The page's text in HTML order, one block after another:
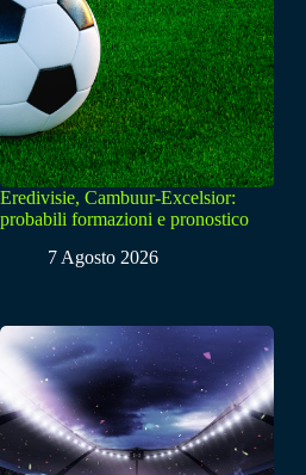
Eredivisie, Cambuur-Excelsior:
probabili formazioni e pronostico
7 Agosto 2026